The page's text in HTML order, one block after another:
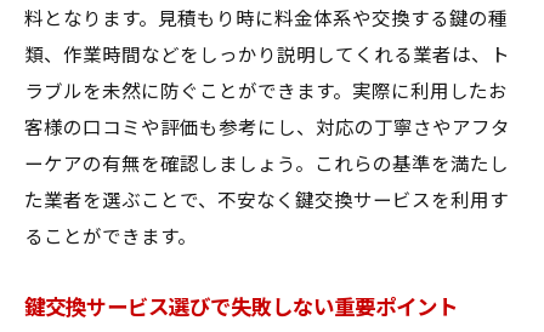
鍵交換サービスで防犯レベルを上げる方法
ディンプルキー対応で安心感あるサービス提供
ディンプルキー対応の鍵交換サービスで安
心強化
鍵交換サービスで選ばれるディンプルキー
の特徴
流れ
料となります。見積もり時に料金体系や交換する鍵の種
類、作業時間などをしっかり説明してくれる業者は、ト
ラブルを未然に防ぐことができます。実際に利用したお
客様の口コミや評価も参考にし、対応の丁寧さやアフタ
ーケアの有無を確認しましょう。これらの基準を満たし
た業者を選ぶことで、不安なく鍵交換サービスを利用す
ることができます。
鍵交換サービス選びで失敗しない重要ポイント